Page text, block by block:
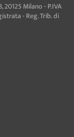
Milano - P.IVA
- Reg. Trib. di